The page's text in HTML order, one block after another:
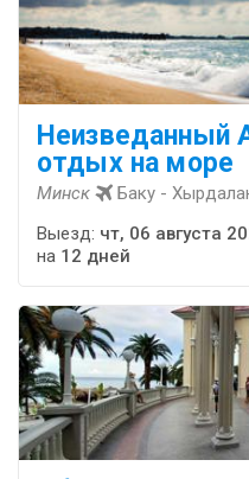
Неизведанный
отдых на море
Минск Баку -
Выезд: чт, 06 августа
на 12 дней